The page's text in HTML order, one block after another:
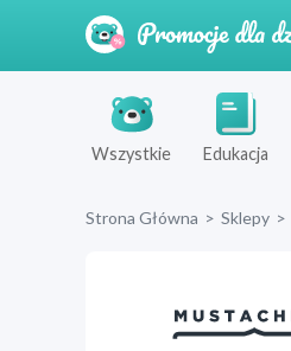
Wszystkie Edukacja
Strona Główna > Sklepy >